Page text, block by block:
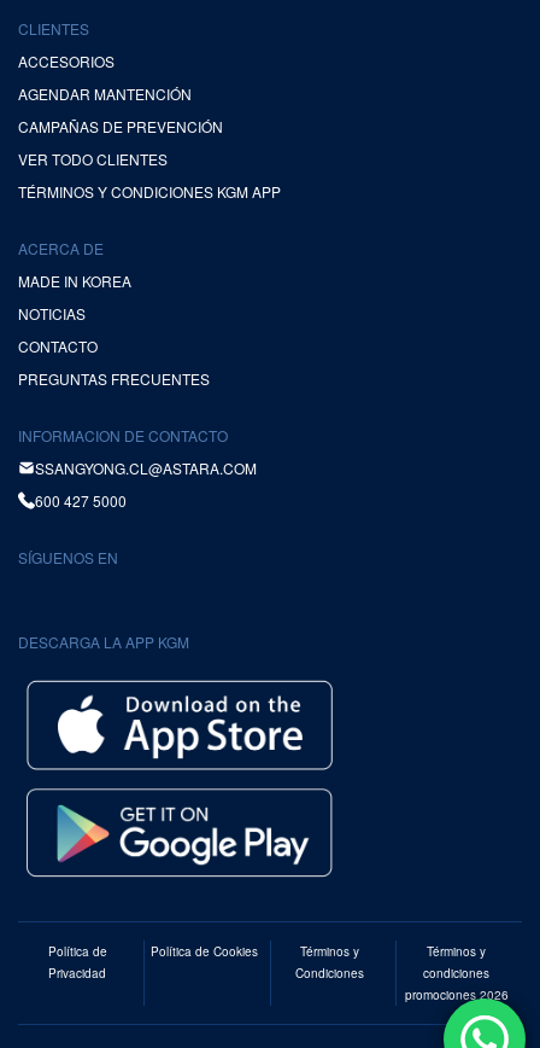
CLIENTES
ACCESORIOS
AGENDAR MANTENCIÓN
CAMPAÑAS DE PREVENCIÓN
VER TODO CLIENTES
TÉRMINOS Y CONDICIONES KGM APP
ACERCA DE
MADE IN KOREA
NOTICIAS
CONTACTO
PREGUNTAS FRECUENTES
INFORMACION DE CONTACTO
SSANGYONG.CL@ASTARA.COM
600 427 5000
SÍGUENOS EN
DESCARGA LA APP KGM
Política de
Privacidad
Política de Cookies
Términos y
Condiciones
Términos y
condiciones
promociones 2026